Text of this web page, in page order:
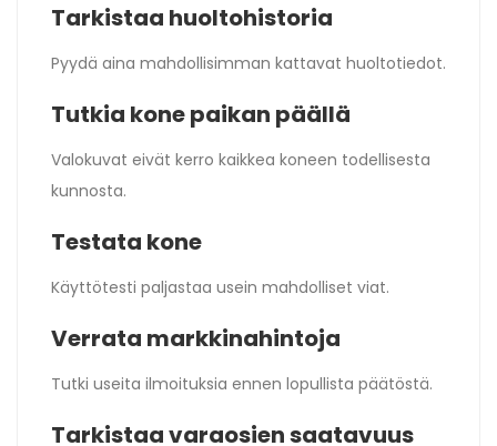
Tarkistaa huoltohistoria
Pyydä aina mahdollisimman kattavat huoltotiedot.
Tutkia kone paikan päällä
Valokuvat eivät kerro kaikkea koneen todellisesta
kunnosta.
Testata kone
Käyttötesti paljastaa usein mahdolliset viat.
Verrata markkinahintoja
Tutki useita ilmoituksia ennen lopullista päätöstä.
Tarkistaa varaosien saatavuus